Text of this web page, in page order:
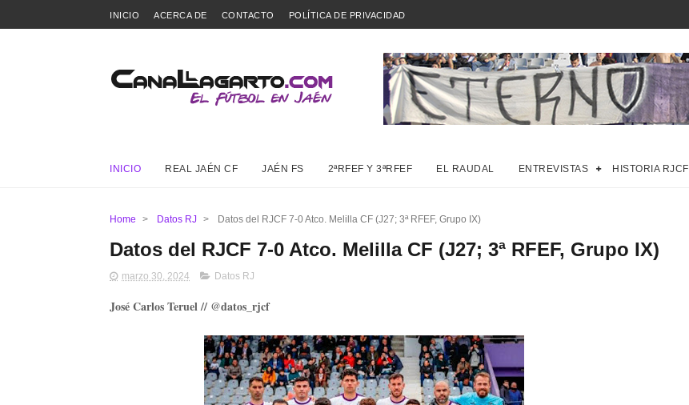
INICIO ACERCA DE CONTACTO POLÍTICA DE PRIVACIDAD
INICIO REAL JAÉN CF JAÉN FS 2ªRFEF Y 3ªRFEF EL RAUDAL ENTREVISTAS HISTORIA RJCF
Home > Datos RJ > Datos del RJCF 7-0 Atco. Melilla CF (J27; 3ª RFEF, Grupo IX)
Datos del RJCF 7-0 Atco. Melilla CF (J27; 3ª RFEF, Grupo IX)
marzo 30, 2024 Datos RJ
José Carlos Teruel // @datos_rjcf